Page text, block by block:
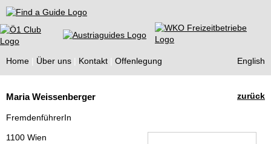
Find a Guide
Home Über uns Kontakt Offenlegung English
Guides
zurück
Maria Weissenberger
FremdenführerIn
1100 Wien